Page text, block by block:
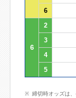
6
6
2
3
4
5
締切時オッズは